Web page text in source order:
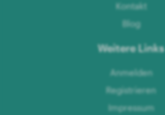
Kontakt
Blog
Weitere Links
Anmelden
Registrieren
Impressum